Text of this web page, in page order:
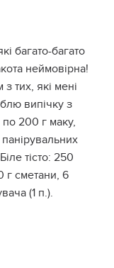
багато-багато
неймовірна!
тих, які мені
випічку з
200 г маку,
панірувальних
тісто: 250
г сметани, 6
(1 п.).